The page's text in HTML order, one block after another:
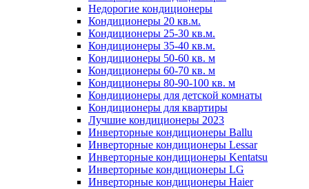
Недорогие кондиционеры
Кондиционеры 20 кв.м.
Кондиционеры 25-30 кв.м.
Кондиционеры 35-40 кв.м.
Кондиционеры 50-60 кв. м
Кондиционеры 60-70 кв. м
Кондиционеры 80-90-100 кв. м
Кондиционеры для детской комнаты
Кондиционеры для квартиры
Лучшие кондиционеры 2023
Инверторные кондиционеры Ballu
Инверторные кондиционеры Lessar
Инверторные кондиционеры Kentatsu
Инверторные кондиционеры LG
Инверторные кондиционеры Haier